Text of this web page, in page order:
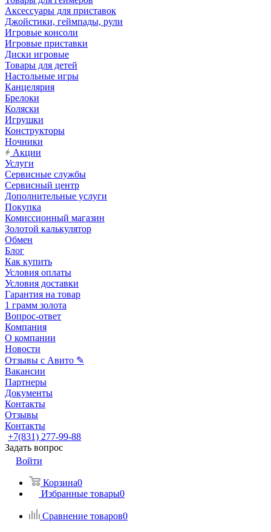
Аксессуары для приставок
Джойстики, геймпады, рули
Игровые консоли
Игровые приставки
Диски игровые
Товары для детей
Настольные игры
Канцелярия
Брелоки
Коляски
Игрушки
Конструкторы
Ночники
Акции
Услуги
Сервисные службы
Сервисный центр
Дополнительные услуги
Покупка
Комиссионный магазин
Золотой калькулятор
Обмен
Блог
Как купить
Условия оплаты
Условия доставки
Гарантия на товар
1 грамм золота
Вопрос-ответ
Компания
О компании
Новости
Отзывы с Авито ✎
Вакансии
Партнеры
Документы
Контакты
Отзывы
Контакты
+7(831) 277-99-88
Задать вопрос
Войти
Корзина0
Избранные товары0
Сравнение товаров0